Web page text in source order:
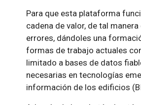
Para que esta plataforma
cadena de valor, de tal
errores, dándoles una
formas de trabajo actuales
limitado a bases de datos
necesarias en tecnologías
información de los edificios